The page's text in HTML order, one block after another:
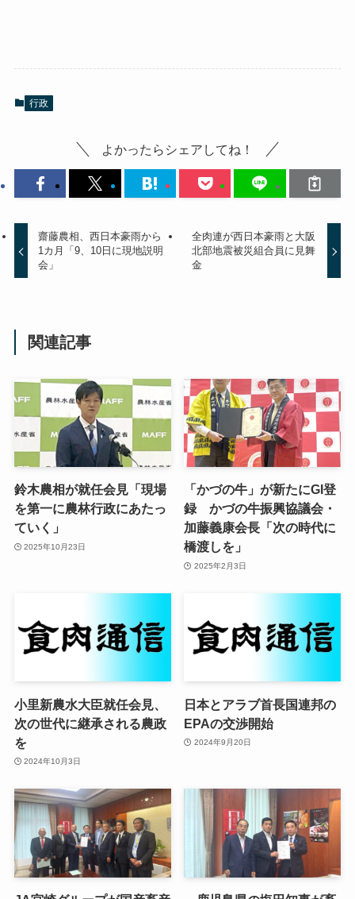
行政
よかったらシェアしてね！
齋藤農相、西日本豪雨から
1カ月「9、10日に現地説明
会」
全肉連が西日本豪雨と大阪
北部地震被災組合員に見舞
金
関連記事
鈴木農相が就任会見「現場
を第一に農林行政にあたっ
ていく」
2025年10月23日
「かづの牛」が新たにGI登
録 かづの牛振興協議会・
加藤義康会長「次の時代に
橋渡しを」
2025年2月3日
小里新農水大臣就任会見、
次の世代に継承される農政
を
2024年10月3日
日本とアラブ首長国連邦の
EPAの交渉開始
2024年9月20日